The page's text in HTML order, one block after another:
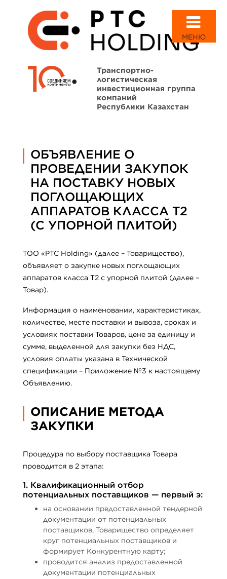
МЕНЮ
Транспортно-
логистическая
инвестиционная группа
компаний
Республики Казахстан
ОБЪЯВЛЕНИЕ О
ПРОВЕДЕНИИ ЗАКУПОК
НА ПОСТАВКУ НОВЫХ
ПОГЛОЩАЮЩИХ
АППАРАТОВ КЛАССА Т2
(С УПОРНОЙ ПЛИТОЙ)
ТОО «PTC Holding» (далее – Товарищество),
объявляет о закупке новых поглощающих
аппаратов класса Т2 с упорной плитой (далее –
Товар).
Информация о наименовании, характеристиках,
количестве, месте поставки и вывоза, сроках и
условиях поставки Товаров, цене за единицу и
сумме, выделенной для закупки без НДС,
условия оплаты указана в Технической
спецификации – Приложение №3 к настоящему
Объявлению.
ОПИСАНИЕ МЕТОДА
ЗАКУПКИ
Процедура по выбору поставщика Товара
проводится в 2 этапа:
1. Квалификационный отбор
потенциальных поставщиков — первый э:
на основании предоставленной тендерной
документации от потенциальных
поставщиков, Товарищество определяет
круг потенциальных поставщиков и
формирует Конкурентную карту;
проводится анализ предоставленной
документации потенциальных